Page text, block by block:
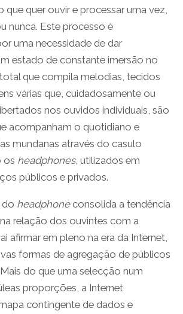
que quer ouvir e processar uma vez,
nunca. Este processo é
uma necessidade de dar
estado de constante imersão no
que compila melodias, tecidos
várias que, cuidadosamente ou
nos ouvidos individuais, são
acompanham o quotidiano e
mundanas através do casulo
os headphones, utilizados em
públicos e privados.
do headphoneconsolida a tendência
relação dos ouvintes com a
afirmar em pleno na era da Internet,
formas de agregação de públicos
do que uma selecção num
proporções, a Internet
contingente de dados e